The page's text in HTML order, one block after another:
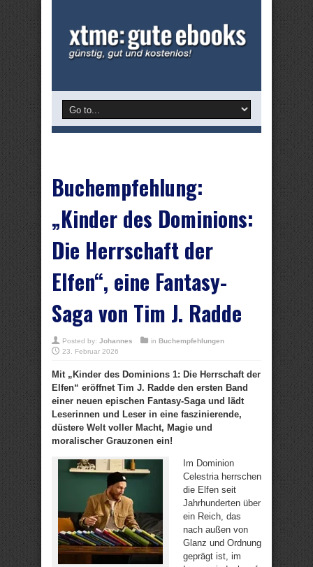
Buchempfehlung:
„Kinder des Dominions:
Die Herrschaft der
Elfen“, eine Fantasy-
Saga von Tim J. Radde
Posted by: Johannes in Buchempfehlungen
23. Februar 2026
Mit „Kinder des Dominions 1: Die Herrschaft der
Elfen“ eröffnet Tim J. Radde den ersten Band
einer neuen epischen Fantasy-Saga und lädt
Leserinnen und Leser in eine faszinierende,
düstere Welt voller Macht, Magie und
moralischer Grauzonen ein!
Im Dominion
Celestria herrschen
die Elfen seit
Jahrhunderten über
ein Reich, das
nach außen von
Glanz und Ordnung
geprägt ist, im